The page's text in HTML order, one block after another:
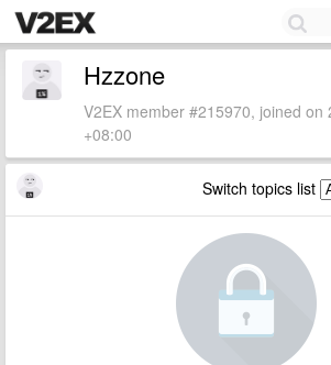
Hzzone
V2EX member #215970, joined on
+08:00
Switch topics list